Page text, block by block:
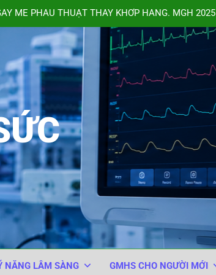
MÊ PHẪU THUẬT THAY KHỚP HÁNG. MGH 2025
ACID TRANEXAMIC VÀO TỦY SỐNG. BARASH 2025
DÕI BỆNH NHÂN TRONG PHẪU THUẬT. MGH 2025
Y tế Thế giới (WHO Surgical Safety Checklist 2008)
MÊ PHẪU THUẬT THAY KHỚP HÁNG. MGH 2025
ACID TRANEXAMIC VÀO TỦY SỐNG. BARASH 2025
DÕI BỆNH NHÂN TRONG PHẪU THUẬT. MGH 2025
NĂNG LÂM SÀNG GMHS CHO NGƯỜI MỚI